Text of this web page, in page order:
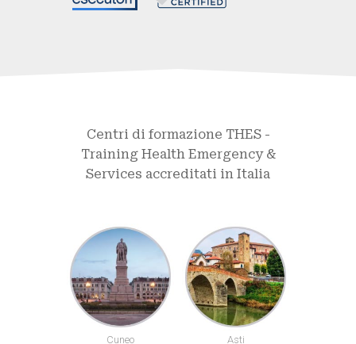
Centri di formazione THES -
Training Health Emergency &
Services accreditati in Italia
Asti Alessandria